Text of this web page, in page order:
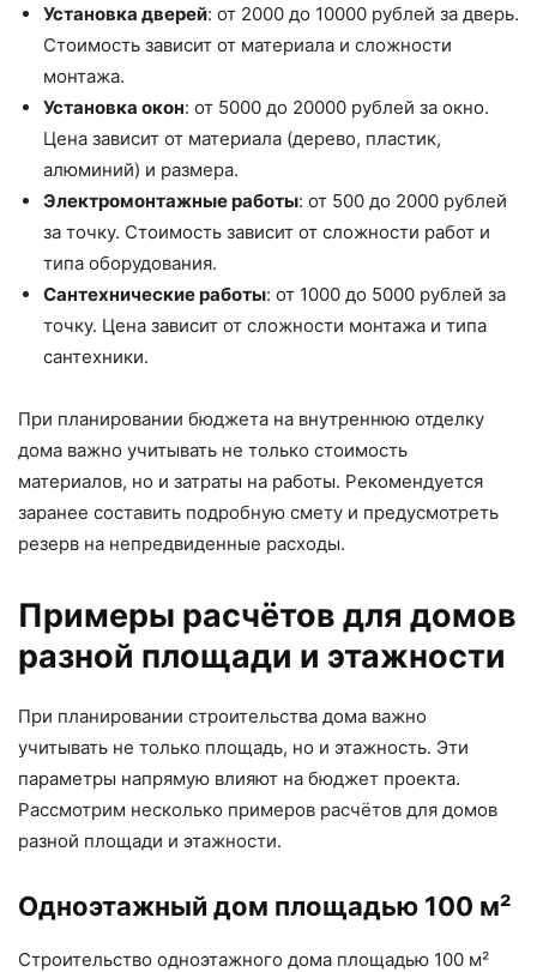
Установка дверей: от 2000 до 10000 рублей за дверь.
Стоимость зависит от материала и сложности
монтажа.
Установка окон: от 5000 до 20000 рублей за окно.
Цена зависит от материала (дерево, пластик,
алюминий) и размера.
Электромонтажные работы: от 500 до 2000 рублей
за точку. Стоимость зависит от сложности работ и
типа оборудования.
Сантехнические работы: от 1000 до 5000 рублей за
точку. Цена зависит от сложности монтажа и типа
сантехники.
При планировании бюджета на внутреннюю отделку
дома важно учитывать не только стоимость
материалов, но и затраты на работы. Рекомендуется
заранее составить подробную смету и предусмотреть
резерв на непредвиденные расходы.
Примеры расчётов для домов
разной площади и этажности
При планировании строительства дома важно
учитывать не только площадь, но и этажность. Эти
параметры напрямую влияют на бюджет проекта.
Рассмотрим несколько примеров расчётов для домов
разной площади и этажности.
Одноэтажный дом площадью 100 м²
Строительство одноэтажного дома площадью 100 м²